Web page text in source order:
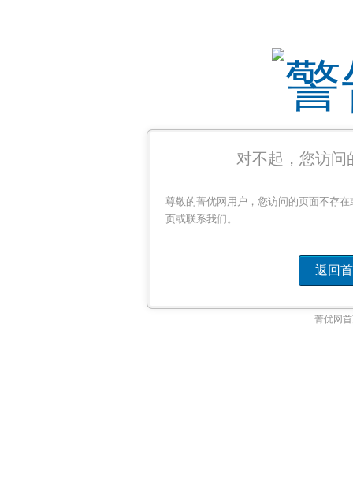
对不起，您访问
尊敬的菁优网用户，您访问的页面不存
页或联系我们。
返回
菁优网